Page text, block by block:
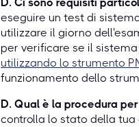
D. Ci sono requisiti
eseguire un test di
utilizzare il giorno
per verificare se il
utilizzando lo strumento
funzionamento dello
D. Qual è la procedura
controlla lo stato della